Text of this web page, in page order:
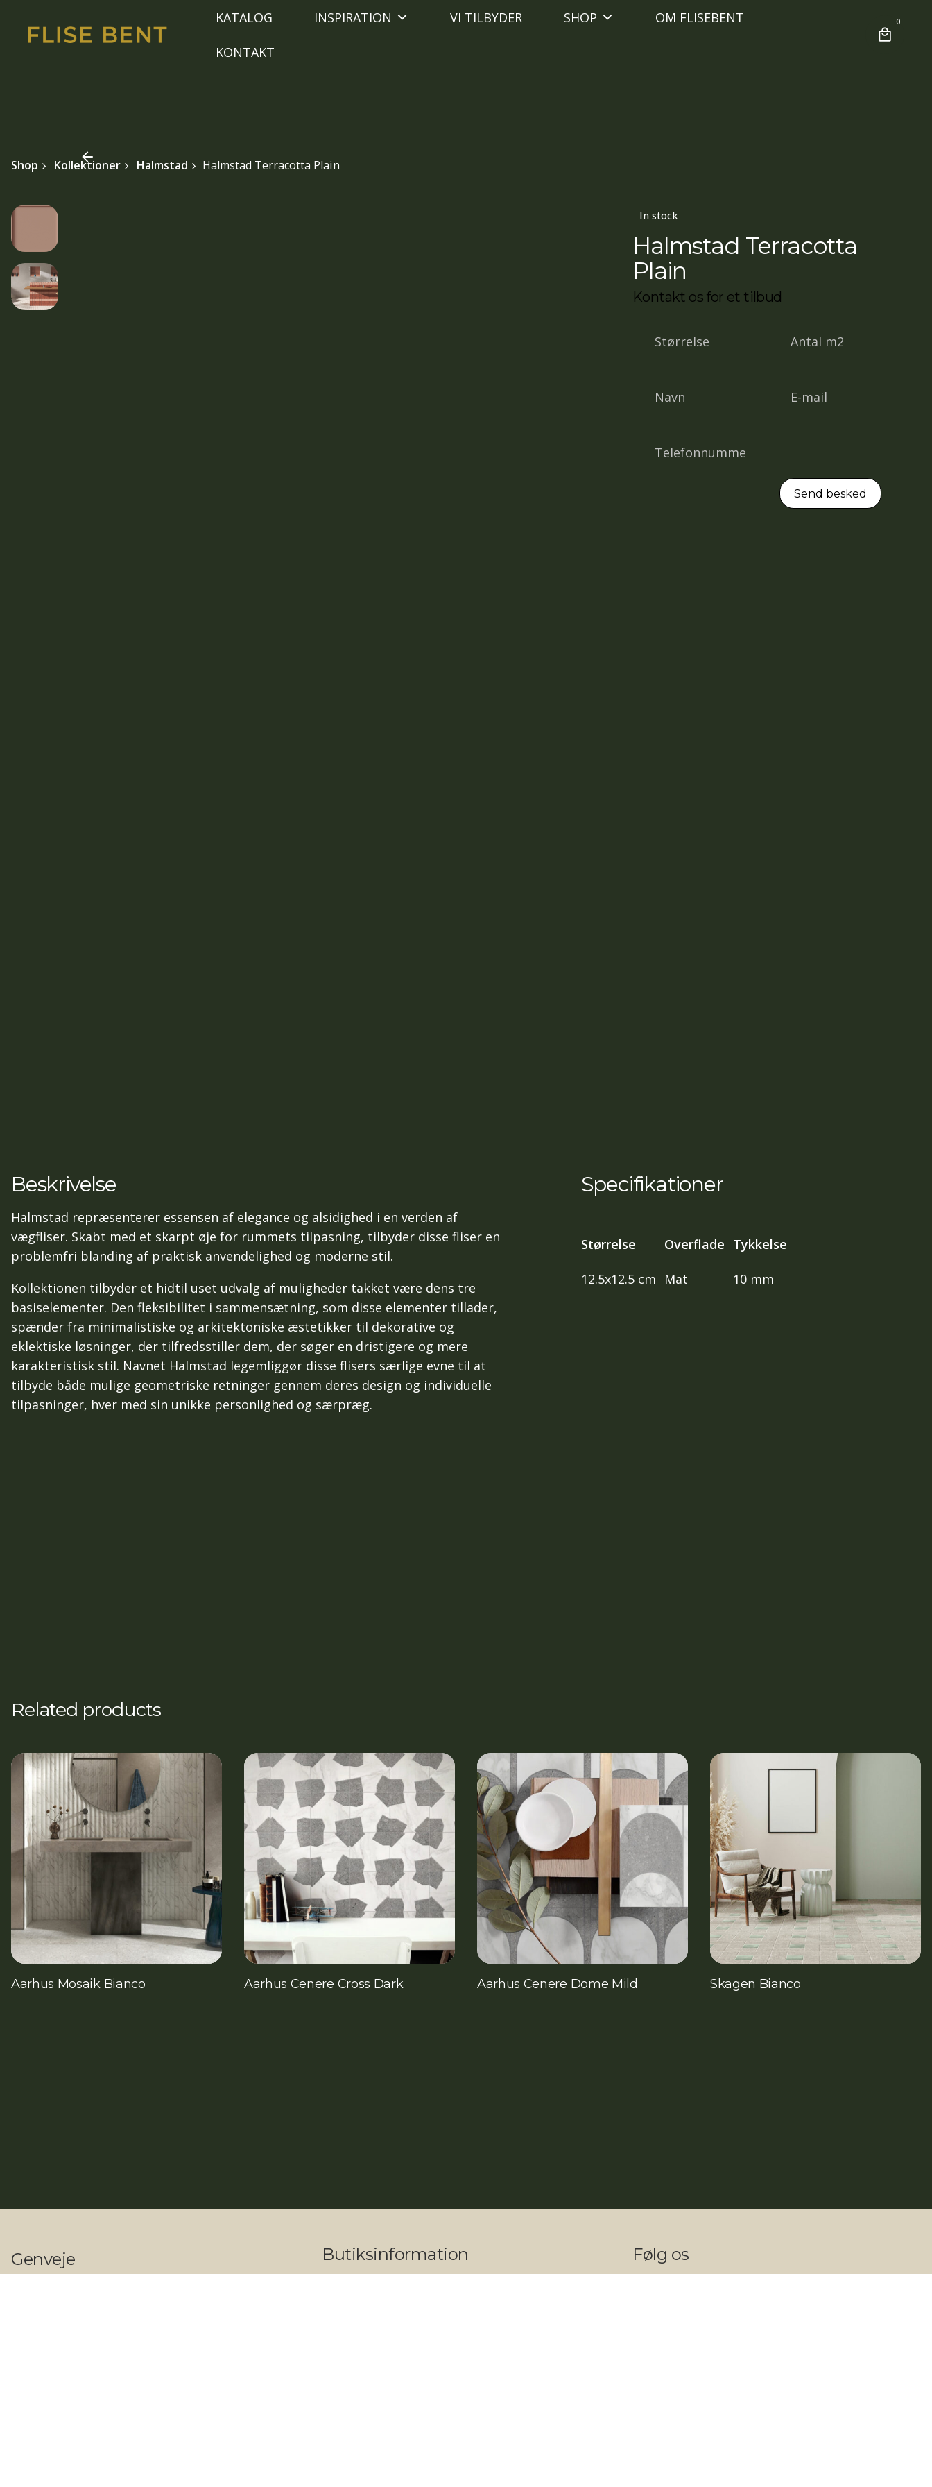
content
KATALOG INSPIRATION VI TILBYDER SHOP OM FLISEBENT
KONTAKT
0
Shop Kollektioner Halmstad Halmstad Terracotta Plain
In stock
Halmstad Terracotta
Plain
Kontakt os for et tilbud
Beskrivelse
Halmstad repræsenterer essensen af elegance og alsidighed i en verden af
vægfliser. Skabt med et skarpt øje for rummets tilpasning, tilbyder disse fliser en
problemfri blanding af praktisk anvendelighed og moderne stil.
Kollektionen tilbyder et hidtil uset udvalg af muligheder takket være dens tre
basiselementer. Den fleksibilitet i sammensætning, som disse elementer tillader,
spænder fra minimalistiske og arkitektoniske æstetikker til dekorative og
eklektiske løsninger, der tilfredsstiller dem, der søger en dristigere og mere
karakteristisk stil. Navnet Halmstad legemliggør disse flisers særlige evne til at
tilbyde både mulige geometriske retninger gennem deres design og individuelle
tilpasninger, hver med sin unikke personlighed og særpræg.
Specifikationer
Størrelse Overflade Tykkelse
12.5x12.5 cm Mat 10 mm
Related products
Aarhus Mosaik Bianco Aarhus Cenere Cross Dark Aarhus Cenere Dome Mild Skagen Bianco
Genveje Butiksinformation Følg os